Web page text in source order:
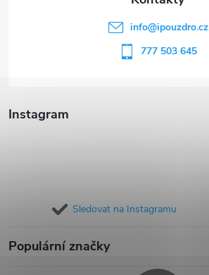
Instagram
Sledovat na Instagramu
Populární značky
info@ipouzdro.cz
777 503 645